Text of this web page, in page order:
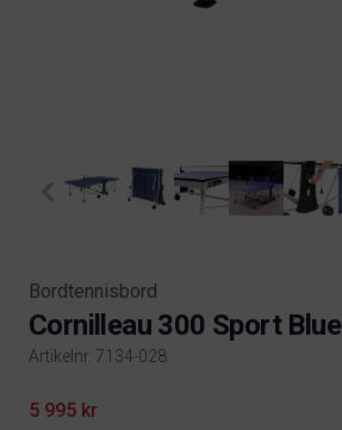
Bordtennisbord
Cornilleau 300 Sport Blue
Artikelnr. 7134-028
Product information
5 995 kr